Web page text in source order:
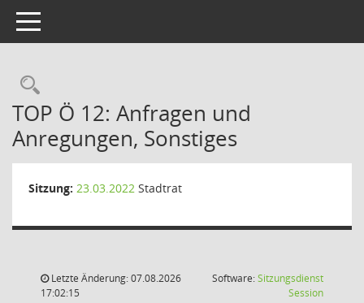
Toggle navigation
Rechercheauswahl
TOP Ö 12: Anfragen und
Anregungen, Sonstiges
Sitzung: 23.03.2022 Stadtrat
Letzte Änderung: 07.08.2026
17:02:15
Software:Sitzungsdienst
Session(Wird in